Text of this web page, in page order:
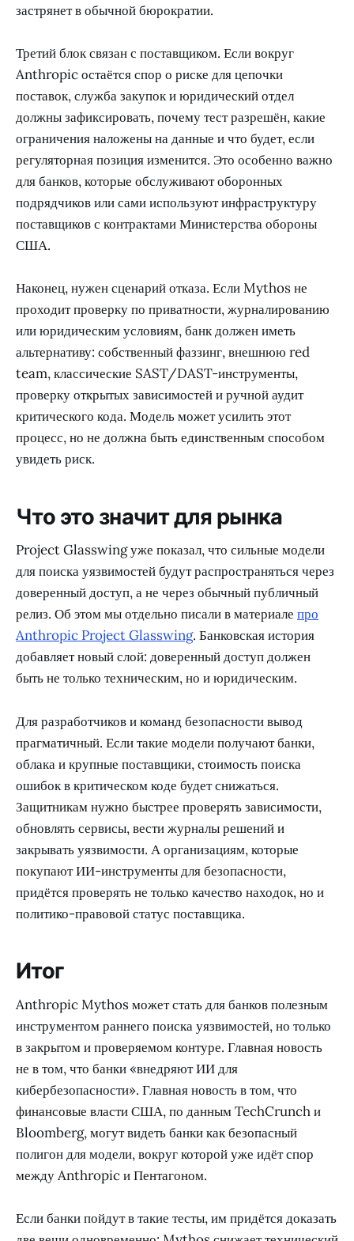
застрянет в обычной бюрократии.
Третий блок связан с поставщиком. Если вокруг
Anthropic остаётся спор о риске для цепочки
поставок, служба закупок и юридический отдел
должны зафиксировать, почему тест разрешён, какие
ограничения наложены на данные и что будет, если
регуляторная позиция изменится. Это особенно важно
для банков, которые обслуживают оборонных
подрядчиков или сами используют инфраструктуру
поставщиков с контрактами Министерства обороны
США.
Наконец, нужен сценарий отказа. Если Mythos не
проходит проверку по приватности, журналированию
или юридическим условиям, банк должен иметь
альтернативу: собственный фаззинг, внешнюю red
team, классические SAST/DAST-инструменты,
проверку открытых зависимостей и ручной аудит
критического кода. Модель может усилить этот
процесс, но не должна быть единственным способом
увидеть риск.
Что это значит для рынка
Project Glasswing уже показал, что сильные модели
для поиска уязвимостей будут распространяться через
доверенный доступ, а не через обычный публичный
релиз. Об этом мы отдельно писали в материале про
Anthropic Project Glasswing. Банковская история
добавляет новый слой: доверенный доступ должен
быть не только техническим, но и юридическим.
Для разработчиков и команд безопасности вывод
прагматичный. Если такие модели получают банки,
облака и крупные поставщики, стоимость поиска
ошибок в критическом коде будет снижаться.
Защитникам нужно быстрее проверять зависимости,
обновлять сервисы, вести журналы решений и
закрывать уязвимости. А организациям, которые
покупают ИИ-инструменты для безопасности,
придётся проверять не только качество находок, но и
политико-правовой статус поставщика.
Итог
Anthropic Mythos может стать для банков полезным
инструментом раннего поиска уязвимостей, но только
в закрытом и проверяемом контуре. Главная новость
не в том, что банки «внедряют ИИ для
кибербезопасности». Главная новость в том, что
финансовые власти США, по данным TechCrunch и
Bloomberg, могут видеть банки как безопасный
полигон для модели, вокруг которой уже идёт спор
между Anthropic и Пентагоном.
Если банки пойдут в такие тесты, им придётся доказать